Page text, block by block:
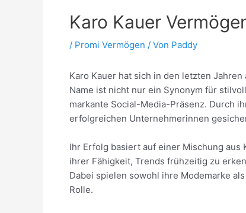
Karo Kauer
/ Promi Vermögen / Von Paddy
Karo Kauer hat sich in den letzten
Name ist nicht nur ein Synonym für
markante Social-Media-Präsenz. Durch
erfolgreichen Unternehmerinnen
Ihr Erfolg basiert auf einer Mischung
ihrer Fähigkeit, Trends frühzeitig zu
Dabei spielen sowohl ihre Modemarke
Rolle.